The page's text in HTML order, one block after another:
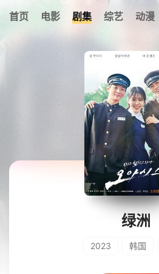
首页 电影 剧集 综艺 动漫
我的观影记录
暂无观看
绿洲
2023 韩国